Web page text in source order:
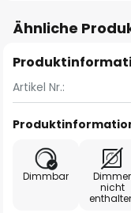
Ähnliche
Artikel Nr.:
Dimmbar
Dimmer
nicht